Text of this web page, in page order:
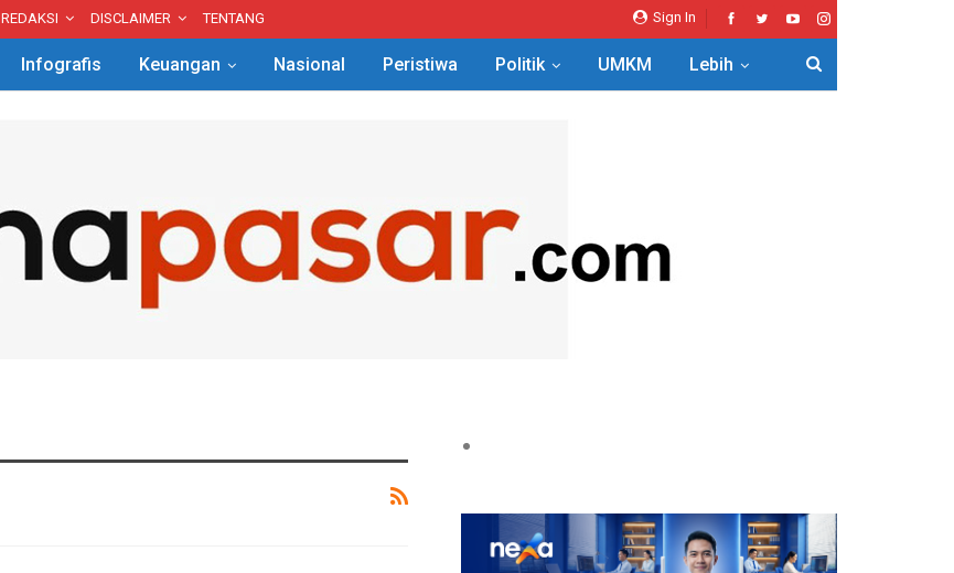
Sign In
REDAKSI DISCLAIMER TENTANG
Infografis Keuangan Nasional Peristiwa Politik UMKM Lebih